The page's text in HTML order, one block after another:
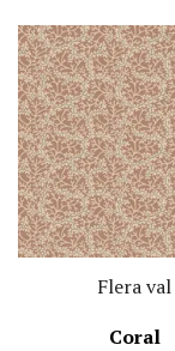
Flera val
Coral